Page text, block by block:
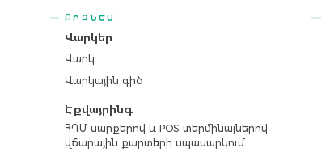
ԲԻԶՆԵՍ
Վարկեր
Վարկ
Վարկային գիծ
Էքվայրինգ
ՀԴՄ սարքերով և POS տերմինալներով
վճարային քարտերի սպասարկում